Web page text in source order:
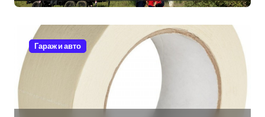
Гараж и авто